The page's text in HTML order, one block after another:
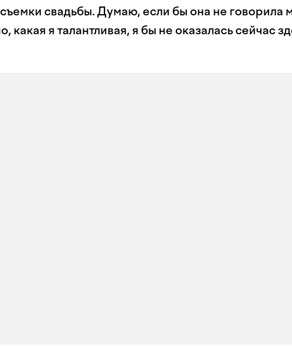
свадьбы. Думаю, если бы она не говорила
какая я талантливая, я бы не оказалась сейчас